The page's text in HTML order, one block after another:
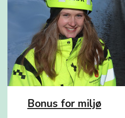
Bonus for miljø